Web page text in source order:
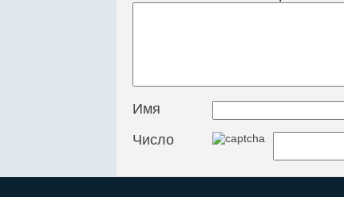
Имя
Число